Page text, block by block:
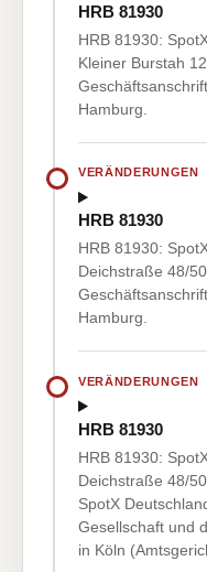
HRB 81930
HRB 81930:
Kleiner Burstah
Hamburg.
VERÄNDERUNGEN
HRB 81930
HRB 81930:
Deichstraße 48/
Hamburg.
VERÄNDERUNGEN
HRB 81930
HRB 81930:
Deichstraße 48/
SpotX
Gesellschaft und
in Köln